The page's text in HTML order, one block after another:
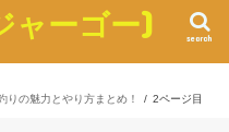
ャーゴー) search
りの魅力とやり方まとめ！
2ページ目